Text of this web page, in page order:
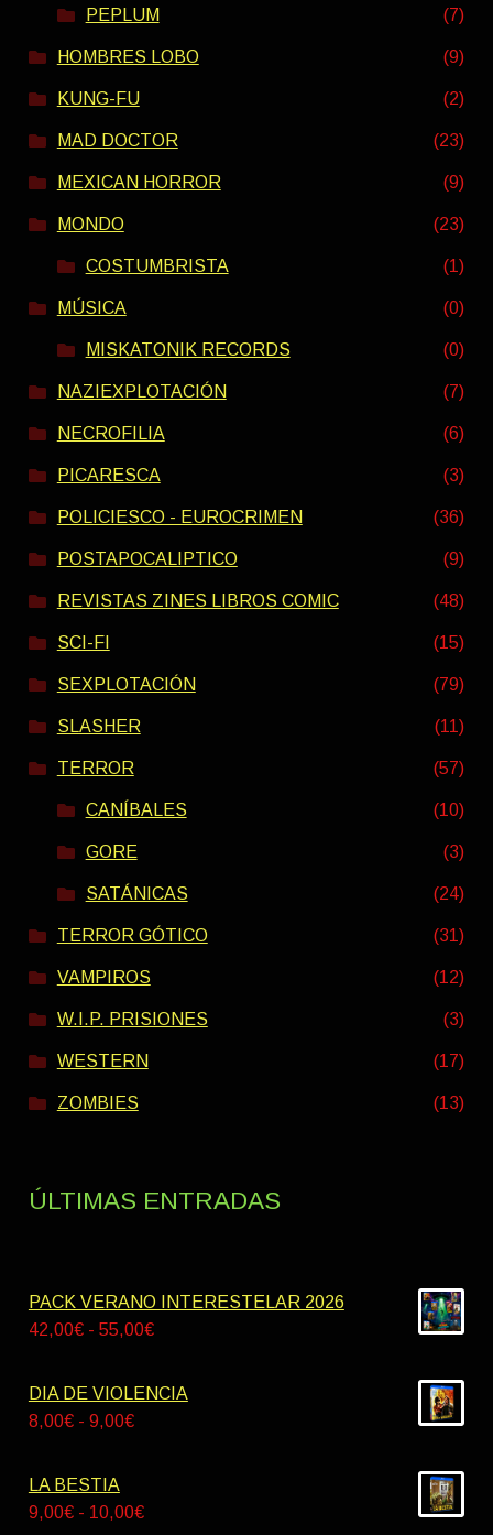
PEPLUM (7)
HOMBRES LOBO (9)
KUNG-FU (2)
MAD DOCTOR (23)
MEXICAN HORROR (9)
MONDO (23)
COSTUMBRISTA (1)
MÚSICA (0)
MISKATONIK RECORDS (0)
NAZIEXPLOTACIÓN (7)
NECROFILIA (6)
PICARESCA (3)
POLICIESCO - EUROCRIMEN (36)
POSTAPOCALIPTICO (9)
REVISTAS ZINES LIBROS COMIC (48)
SCI-FI (15)
SEXPLOTACIÓN (79)
SLASHER (11)
TERROR (57)
CANÍBALES (10)
GORE (3)
SATÁNICAS (24)
TERROR GÓTICO (31)
VAMPIROS (12)
W.I.P. PRISIONES (3)
WESTERN (17)
ZOMBIES (13)
ÚLTIMAS ENTRADAS
PACK VERANO INTERESTELAR 2026
42,00€ - 55,00€Rango
precios:
DIA DE VIOLENCIA
8,00€ - 9,00€Rango
desde
LA BESTIA
9,00€ - 10,00€Rango